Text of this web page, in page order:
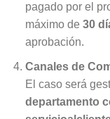
pagado por el
máximo de 30
aprobación.
Canales de
El caso será
departamento